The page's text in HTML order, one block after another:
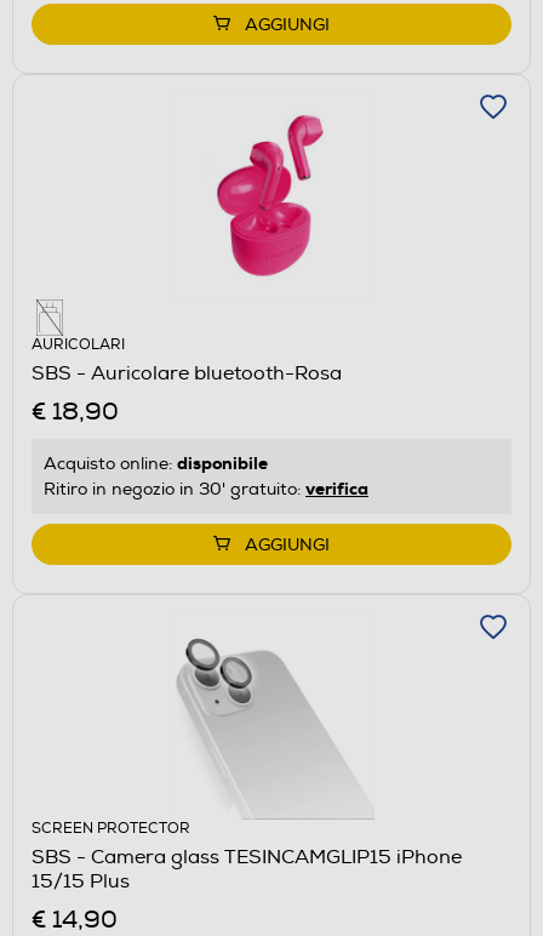
AGGIUNGI
AURICOLARI
SBS - Auricolare bluetooth-Rosa
€ 18,90
Acquisto online: disponibile
Ritiro in negozio in 30' gratuito: verifica
AGGIUNGI
SCREEN PROTECTOR
SBS - Camera glass TESINCAMGLIP15 iPhone
15/15 Plus
€ 14,90